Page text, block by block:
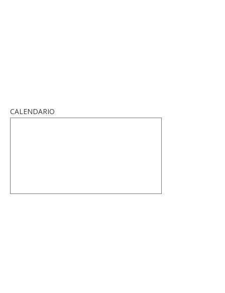
CALENDARIO